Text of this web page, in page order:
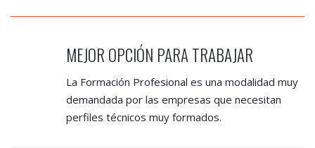
MEJOR OPCIÓN PARA TRABAJAR
La Formación Profesional es una modalidad muy
demandada por las empresas que necesitan
perfiles técnicos muy formados.